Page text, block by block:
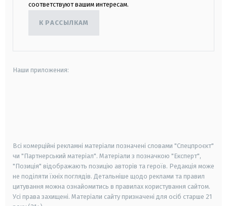
соответствуют вашим интересам.
К РАССЫЛКАМ
Наши приложения:
Всі комерційні рекламні матеріали позначені словами "Спецпроєкт"
чи "Партнерський матеріал". Матеріали з позначкою "Експерт",
"Позиція" відображають позицію авторів та героїв. Редакція може
не поділяти їхніх поглядів. Детальніше щодо реклами та правил
цитування можна ознайомитись в правилах користування сайтом.
Усі права захищені. Матеріали сайту призначені для осіб старше 21